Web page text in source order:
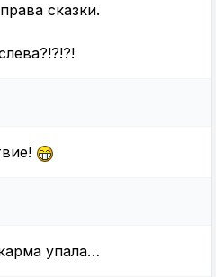
сказки.
упала…